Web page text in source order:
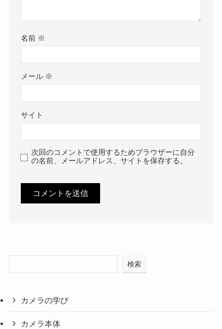
名前 ※
メール ※
サイト
次回のコメントで使用するためブラウザーに自分
の名前、メールアドレス、サイトを保存する。
検索
カメラの学び
カメラ本体